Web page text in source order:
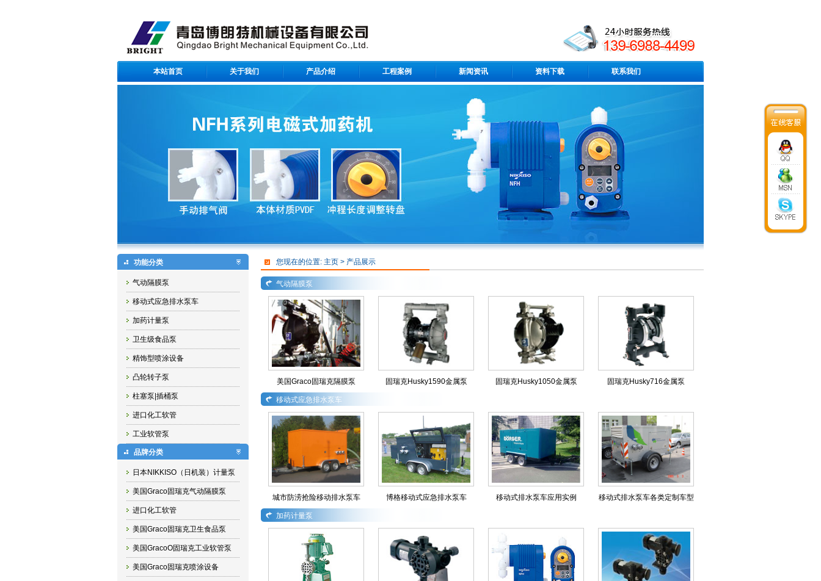
青岛博朗特机械设备有限公司
本站首页 关于我们 产品介绍 工程案例 新闻资讯 资料下载 联系我们
功能分类
气动隔膜泵
移动式应急排水泵车
加药计量泵
卫生级食品泵
精饰型喷涂设备
凸轮转子泵
柱塞泵|插桶泵
进口化工软管
工业软管泵
品牌分类
日本NIKKISO（日机装）计量泵
美国Graco固瑞克气动隔膜泵
进口化工软管
美国Graco固瑞克卫生食品泵
美国GracoO固瑞克工业软管泵
美国Graco固瑞克喷涂设备
您现在的位置: 主页 > 产品展示
气动隔膜泵
美国Graco固瑞克隔膜泵 固瑞克Husky1590金属泵 固瑞克Husky1050金属泵 固瑞克Husky716金属泵
移动式应急排水泵车
城市防涝抢险移动排水泵车 博格移动式应急排水泵车 移动式排水泵车应用实例 移动式排水泵车各类定制车型
加药计量泵